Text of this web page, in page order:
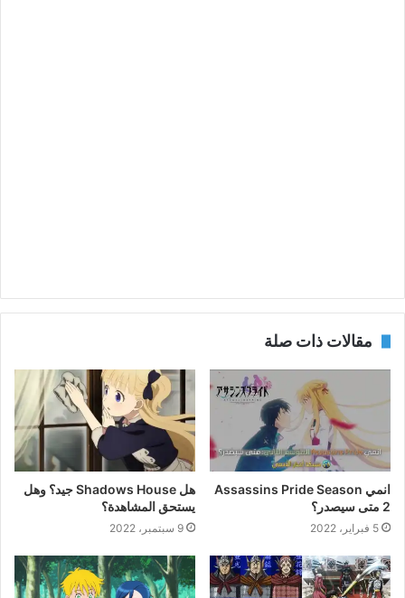
مقالات ذات صلة
انمي Assassins Pride Season
2 متى سيصدر؟
5 فبراير، 2022
هل Shadows House جيد؟ وهل
يستحق المشاهدة؟
9 سبتمبر، 2022